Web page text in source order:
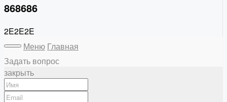
868686
2E2E2E
Меню Главная
Задать вопрос
закрыть